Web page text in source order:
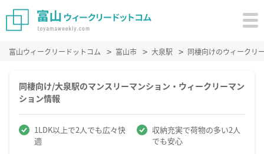
富山ウィークリードットコム 富山市 大泉駅 同棲向けのウィークリ
同棲向け/大泉駅のマンスリーマンション・ウィークリーマン
ション情報
1LDK以上で2人でも広々快
適
収納充実で荷物の多い2人
でも安心